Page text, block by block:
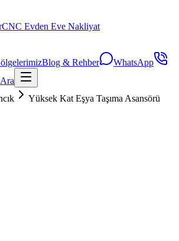
CNC Evden Eve Nakliyat
Blog & Rehber
WhatsApp
Yüksek Kat Eşya Taşıma Asansörü